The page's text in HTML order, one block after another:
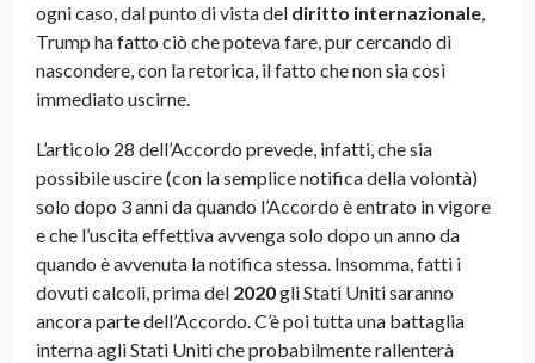
ogni caso, dal punto di vista del diritto internazionale,
Trump ha fatto ciò che poteva fare, pur cercando di
nascondere, con la retorica, il fatto che non sia così
immediato uscirne.
L’articolo 28 dell’Accordo prevede, infatti, che sia
possibile uscire (con la semplice notifica della volontà)
solo dopo 3 anni da quando l’Accordo è entrato in vigore
e che l’uscita effettiva avvenga solo dopo un anno da
quando è avvenuta la notifica stessa. Insomma, fatti i
dovuti calcoli, prima del 2020gli Stati Uniti saranno
ancora parte dell’Accordo. C’è poi tutta una battaglia
interna agli Stati Uniti che probabilmente rallenterà